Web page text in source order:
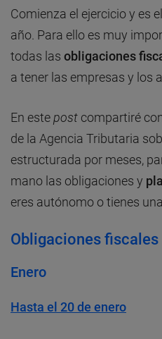
Comienza el ejercicio y es
año. Para ello es muy
todas las obligaciones
a tener las empresas y los
En estepost compartiré
de la Agencia Tributaria
estructurada por meses,
mano las obligaciones y
eres autónomo o tienes
Obligaciones fiscales
Enero
Hasta el 20 de enero